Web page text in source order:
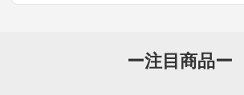
ー注目商品ー